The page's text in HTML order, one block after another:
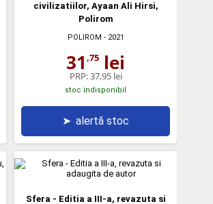
civilizatiilor, Ayaan Ali Hirsi,
Polirom
POLIROM - 2021
31 ,75 lei
PRP:37,95 lei
stoc indisponibil
➤ alertă stoc
Sfera - Editia a III-a, revazuta si